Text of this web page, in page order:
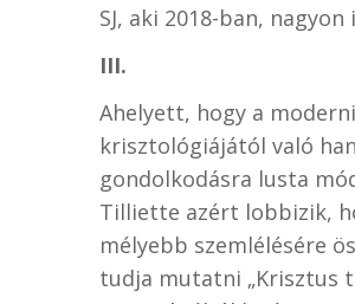
SJ, aki 2018-ban,
III.
Ahelyett, hogy a
krisztológiájától való
gondolkodásra lusta
Tilliette azért lobbizik,
mélyebb szemlélésére
tudja mutatni „Krisztus